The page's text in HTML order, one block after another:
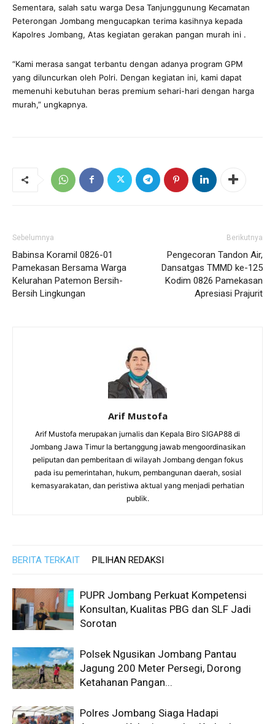
Sementara, salah satu warga Desa Tanjunggunung Kecamatan
Peterongan Jombang mengucapkan terima kasihnya kepada
Kapolres Jombang, Atas kegiatan gerakan pangan murah ini .
“Kami merasa sangat terbantu dengan adanya program GPM
yang diluncurkan oleh Polri. Dengan kegiatan ini, kami dapat
memenuhi kebutuhan beras premium sehari-hari dengan harga
murah,” ungkapnya.
Sebelumnya
Babinsa Koramil 0826-01
Pamekasan Bersama Warga
Kelurahan Patemon Bersih-
Bersih Lingkungan
Berikutnya
Pengecoran Tandon Air,
Dansatgas TMMD ke-125
Kodim 0826 Pamekasan
Apresiasi Prajurit
Arif Mustofa
Arif Mustofa merupakan jurnalis dan Kepala Biro SIGAP88 di
Jombang Jawa Timur Ia bertanggung jawab mengoordinasikan
peliputan dan pemberitaan di wilayah Jombang dengan fokus
pada isu pemerintahan, hukum, pembangunan daerah, sosial
kemasyarakatan, dan peristiwa aktual yang menjadi perhatian
publik.
BERITA TERKAIT PILIHAN REDAKSI
PUPR Jombang Perkuat Kompetensi
Konsultan, Kualitas PBG dan SLF Jadi
Sorotan
Polsek Ngusikan Jombang Pantau
Jagung 200 Meter Persegi, Dorong
Ketahanan Pangan...
Polres Jombang Siaga Hadapi